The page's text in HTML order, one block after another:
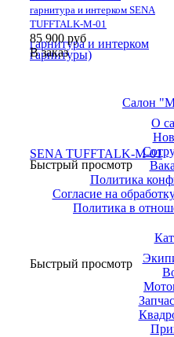
Быстрый просмотр
Быстрый просмотр
гарнитура и интерком SENA
TUFFTALK-M-01
85 900 руб
В заказ
Салон
О
Политика
Согласие на
Политика в